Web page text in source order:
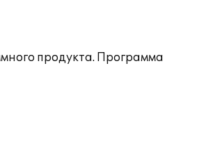
продукта. Программа